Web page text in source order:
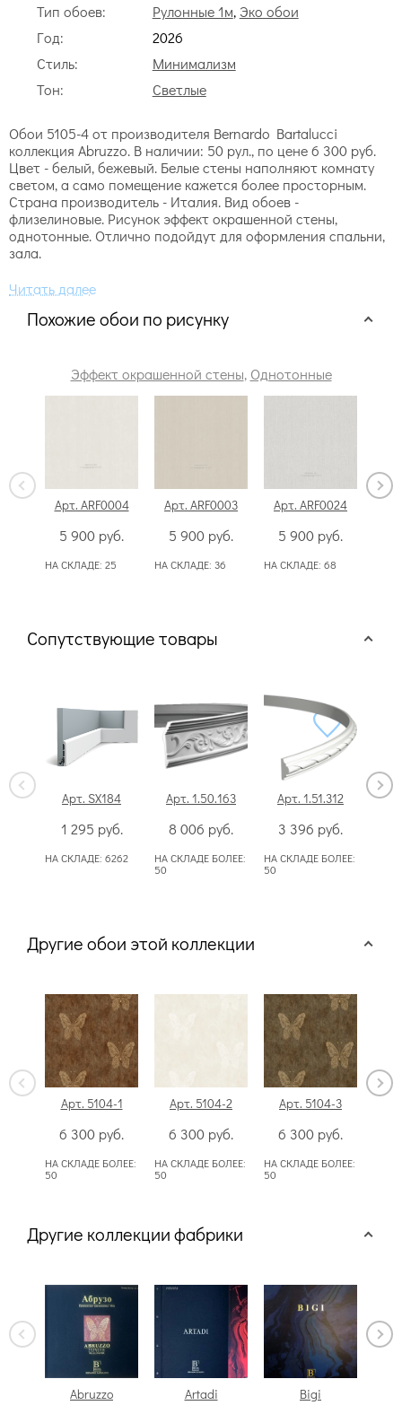
Тип обоев:
Рулонные 1м, Эко обои
Год:
2026
Стиль:
Минимализм
Тон:
Светлые
Обои 5105-4 от производителя Bernardo Bartalucci
коллекция Abruzzo. В наличии: 50 рул., по цене 6 300 руб.
Цвет - белый, бежевый. Белые стены наполняют комнату
светом, а само помещение кажется более просторным.
Страна производитель - Италия. Вид обоев -
флизелиновые. Рисунок эффект окрашенной стены,
однотонные. Отлично подойдут для оформления спальни,
зала.
Похожие обои по рисунку
Эффект окрашенной стены, Однотонные
Арт. ARF0004
5 900 руб.
НА СКЛАДЕ: 25
Арт. ARF0003
5 900 руб.
НА СКЛАДЕ: 36
Арт. ARF0024
5 900 руб.
НА СКЛАДЕ: 68
Сопутствующие товары
Арт. SX184
1 295 руб.
НА СКЛАДЕ: 6262
Арт. 1.50.163
8 006 руб.
НА СКЛАДЕ БОЛЕЕ:
50
Арт. 1.51.312
3 396 руб.
НА СКЛАДЕ БОЛЕЕ:
50
Другие обои этой коллекции
Арт. 5104-1
6 300 руб.
НА СКЛАДЕ БОЛЕЕ:
50
Арт. 5104-2
6 300 руб.
НА СКЛАДЕ БОЛЕЕ:
50
Арт. 5104-3
6 300 руб.
НА СКЛАДЕ БОЛЕЕ:
50
Другие коллекции фабрики
Abruzzo Artadi Bigi